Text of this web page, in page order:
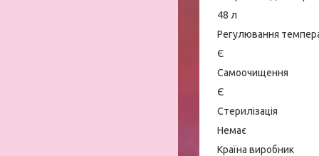
48 л
Регулювання
Є
Самоочищення
Є
Стерилізація
Немає
Країна виробник